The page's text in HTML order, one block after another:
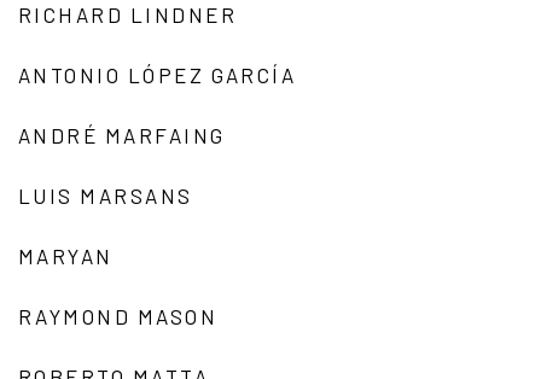
RICHARD LINDNER
ANTONIO LÓPEZ GARCÍA
ANDRÉ MARFAING
LUIS MARSANS
MARYAN
RAYMOND MASON